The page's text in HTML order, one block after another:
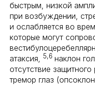
быстрым, низкой
при возбуждении,
и ослабляется во
которые могут
атаксия, 5,6 наклон
отсутствие защитного
тремор глаз